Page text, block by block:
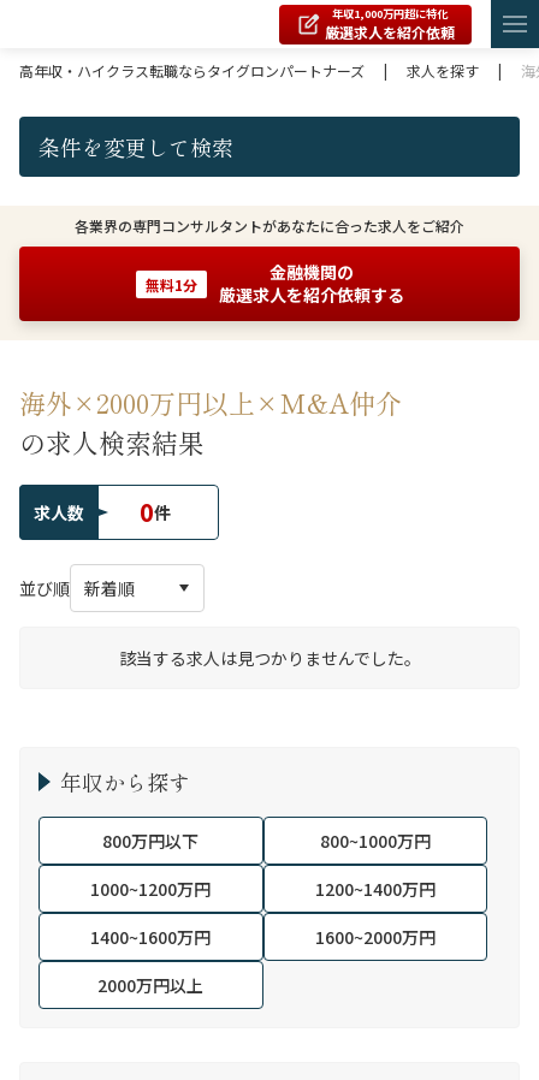
年収1,000万円超に特化
厳選求人を紹介依頼
高年収・ハイクラス転職ならタイグロンパートナーズ
| 求人を探す |
条件を変更して検索
各業界の専門コンサルタントがあなたに合った求人をご紹介
無料1分
金融機関の
厳選求人を紹介依頼する
海外×2000万円以上×M&A仲介
の求人検索結果
求人数 0件
並び順
該当する求人は見つかりませんでした。
年収から探す
800万円以下
800~1000万円
1000~1200万円
1200~1400万円
1400~1600万円
1600~2000万円
2000万円以上